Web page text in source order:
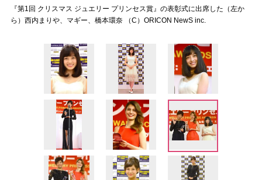
『第1回 クリスマス ジュエリー プリンセス賞』の表彰式に出席した（左か
ら）西内まりや、マギー、橋本環奈 （C）ORICON NewS inc.